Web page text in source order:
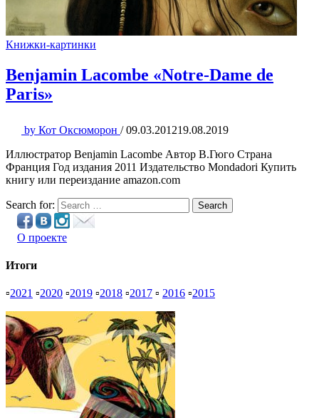
Книжки-картинки
Benjamin Lacombe «Notre-Dame de
Paris»
by Кот Оксюморон / 09.03.201219.08.2019
Иллюстратор Benjamin Lacombe Автор В.Гюго Страна
Франция Год издания 2011 Издательство Mondadori Купить
книгу или переиздание amazon.com
Search for: Search
О проекте
Итоги
▫2021 ▫2020 ▫2019 ▫2018 ▫2017 ▫ 2016 ▫2015